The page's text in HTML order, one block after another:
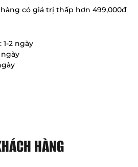
có giá trị thấp hơn 499,000đ
1-2 ngày
ngày
HÀNG